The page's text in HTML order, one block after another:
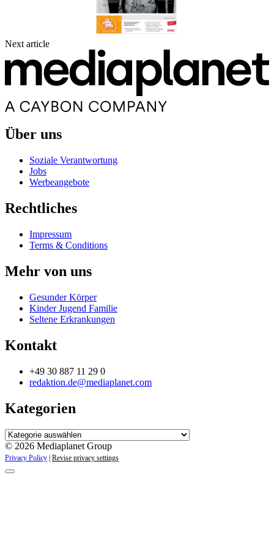
Next article
Über uns
Soziale Verantwortung
Jobs
Werbeangebote
Rechtliches
Impressum
Terms & Conditions
Mehr von uns
Gesunder Körper
Kinder Jugend Familie
Seltene Erkrankungen
Kontakt
+49 30 887 11 29 0
redaktion.de@mediaplanet.com
Kategorien
Kategorien
© 2026 Mediaplanet Group
Privacy Policy | Revise privacy settings